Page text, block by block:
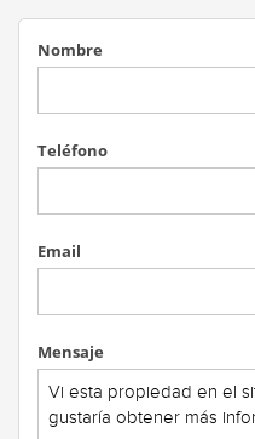
Nombre
Teléfono
Email
Mensaje